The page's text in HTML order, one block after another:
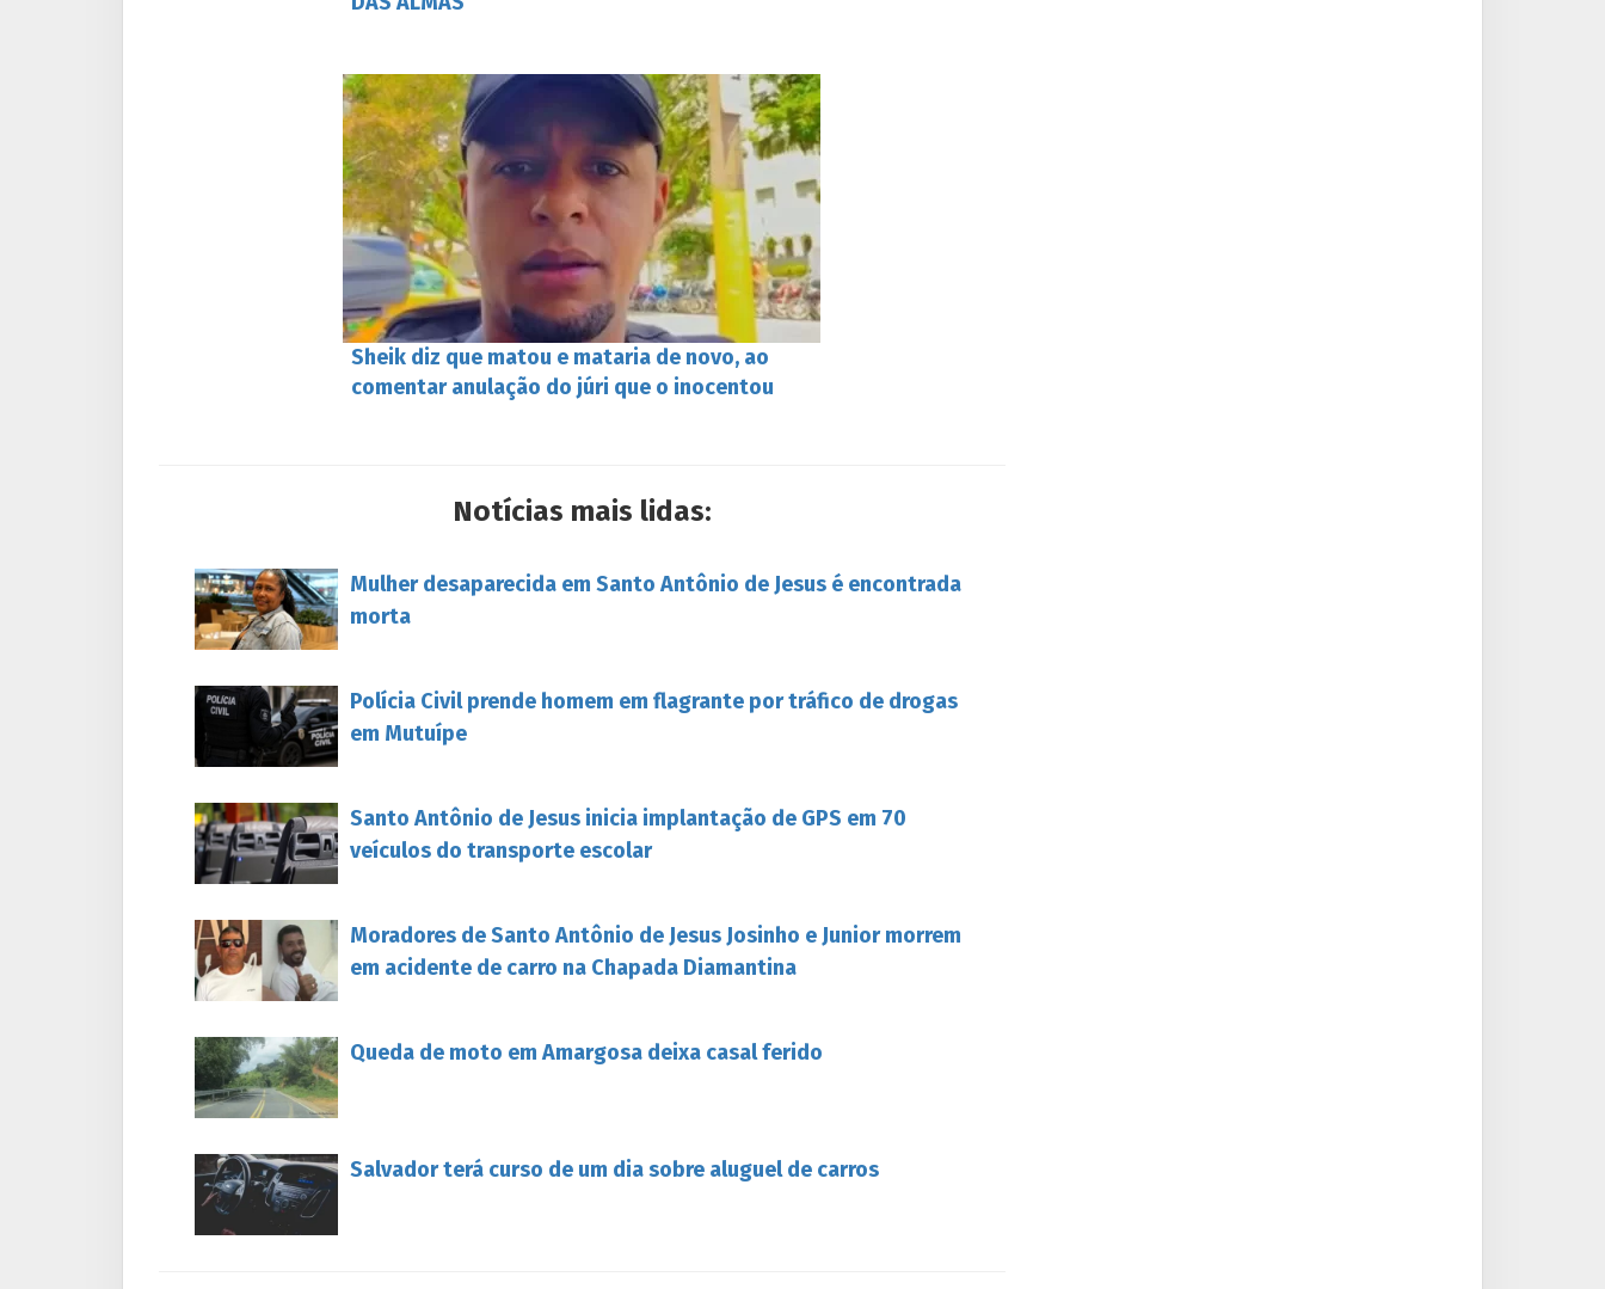
Sheik diz que matou e mataria de novo, ao
comentar anulação do júri que o inocentou
Notícias mais lidas:
Mulher desaparecida em Santo Antônio de Jesus é encontrada
morta
Polícia Civil prende homem em flagrante por tráfico de drogas
em Mutuípe
Santo Antônio de Jesus inicia implantação de GPS em 70
veículos do transporte escolar
Moradores de Santo Antônio de Jesus Josinho e Junior morrem
em acidente de carro na Chapada Diamantina
Queda de moto em Amargosa deixa casal ferido
Salvador terá curso de um dia sobre aluguel de carros